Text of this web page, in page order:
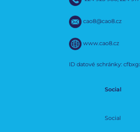
cao8@cao8.cz
www.cao8.cz
ID datové schránky:
Social
Social